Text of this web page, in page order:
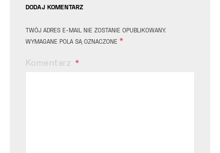
DODAJ KOMENTARZ
TWÓJ ADRES E-MAIL NIE ZOSTANIE OPUBLIKOWANY.
WYMAGANE POLA SĄ OZNACZONE *
Komentarz